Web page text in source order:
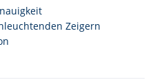
Zeigern